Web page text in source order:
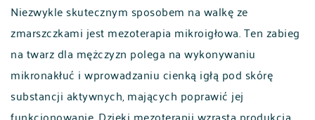
Niezwykle skutecznym sposobem na walkę ze
zmarszczkami jest mezoterapia mikroigłowa. Ten zabieg
na twarz dla mężczyzn polega na wykonywaniu
mikronakłuć i wprowadzaniu cienką igłą pod skórę
substancji aktywnych, mających poprawić jej